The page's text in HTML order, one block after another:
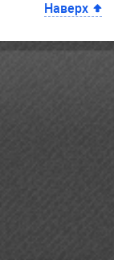
Наверх